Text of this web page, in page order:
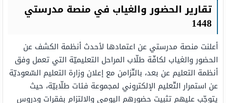
تقارير الحضور والغياب في منصة مدرستي
1448
أعلنت منصة مدرستي عن اعتمادها لأحدث أنظمة الكشف عن
الحضور والغياب لكافّة طلّاب المراحل التعليميّة التي تعمل وفق
أنظمة التعليم عن بعد، بالتّزامن مع إعلان وزارة التعليم السّعوديّة
عن استمرار التّعليم الإلكتروني لمجموعة فئات طلّابيّة، حيث
يتوجّب عليهم تثبيت حضورهم اليومي والالتزام بفقرات ودروس